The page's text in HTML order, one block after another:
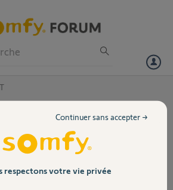
volets Bubendorff et Tahoma
prochainement ? Ce serait vraiment génial
une seule box !
respectons votre vie privée
Continuer sans accepter →